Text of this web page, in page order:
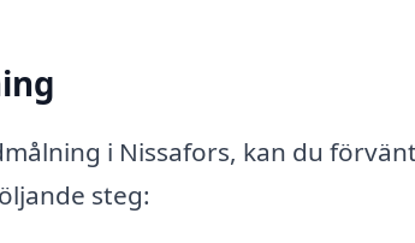
i Nissafors, kan du
steg: